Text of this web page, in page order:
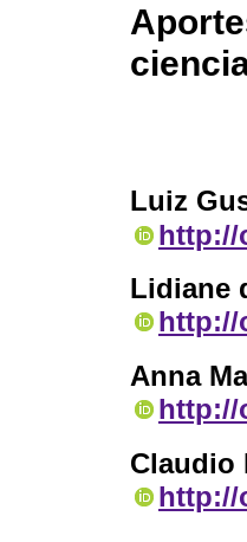
Luiz
http://
Lidiane
http://
Anna
http://
Claudio
http://